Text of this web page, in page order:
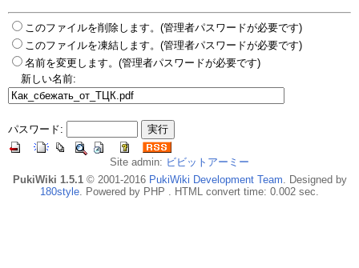
このファイルを削除します。(管理者パスワードが必要です)
このファイルを凍結します。(管理者パスワードが必要です)
名前を変更します。(管理者パスワードが必要です)
新しい名前:
パスワード:
Site admin: ビビットアーミー
PukiWiki 1.5.1© 2001-2016 PukiWiki Development Team. Designed by
180style. Powered by PHP . HTML convert time: 0.002 sec.